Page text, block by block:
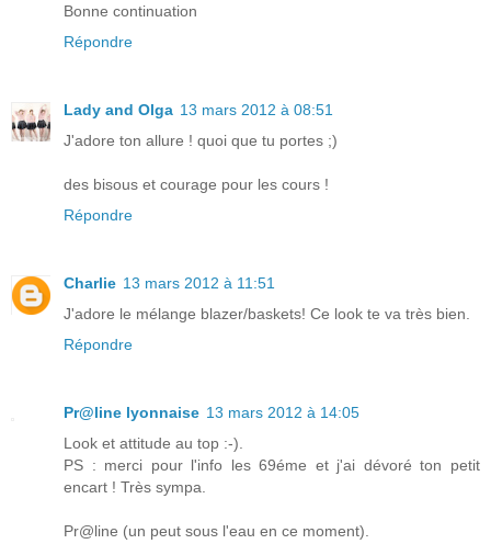
Bonne continuation
Répondre
Lady and Olga 13 mars 2012 à 08:51
J'adore ton allure ! quoi que tu portes ;)
des bisous et courage pour les cours !
Répondre
Charlie 13 mars 2012 à 11:51
J'adore le mélange blazer/baskets! Ce look te va très bien.
Répondre
Pr@line lyonnaise 13 mars 2012 à 14:05
Look et attitude au top :-).
PS : merci pour l'info les 69éme et j'ai dévoré ton petit
encart ! Très sympa.
Pr@line (un peut sous l'eau en ce moment).